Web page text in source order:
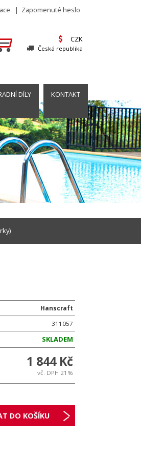
| Zapomenuté heslo
CZK
Česká republika
DÍLY KONTAKT
Hanscraft
311057
SKLADEM
1 844 Kč
vč. DPH 21%